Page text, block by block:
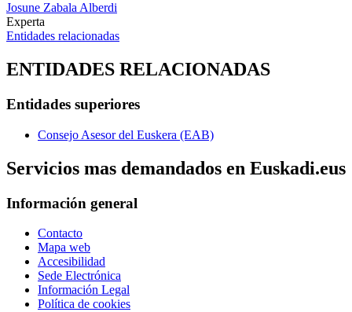
Josune Zabala Alberdi
Experta
Entidades relacionadas
ENTIDADES RELACIONADAS
Entidades superiores
Consejo Asesor del Euskera (EAB)
Servicios mas demandados en Euskadi.eus
Información general
Contacto
Mapa web
Accesibilidad
Sede Electrónica
Información Legal
Política de cookies